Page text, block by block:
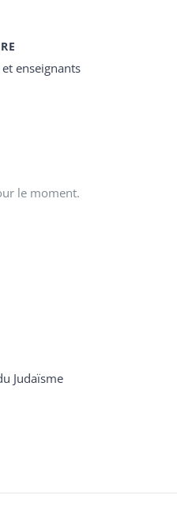
enseignants
le moment.
Judaïsme